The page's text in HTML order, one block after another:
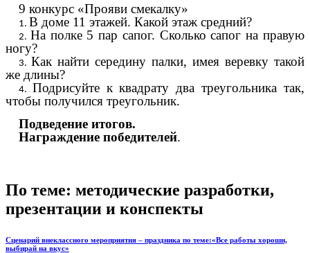
9 конкурс «Прояви смекалку»
В доме 11 этажей. Какой этаж средний?
На полке 5 пар сапог. Сколько сапог на правую
ногу?
Как найти середину палки, имея веревку такой
же длины?
Подрисуйте к квадрату два треугольника так,
чтобы получился треугольник.
Подведение итогов.
Награждение победителей.
По теме: методические разработки,
презентации и конспекты
Сценарий внеклассного мероприятия – праздника по теме:«Все работы хороши,
выбирай на вкус»